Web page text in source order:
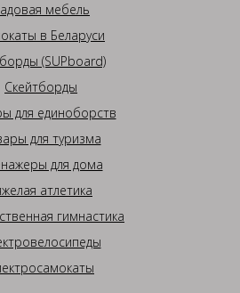
мебель
в Беларуси
(SUPboard)
Скейтборды
для единоборств
для туризма
для дома
атлетика
гимнастика